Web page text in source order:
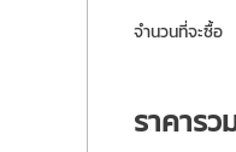
จำนวนที่จะซื้อ
ราคารว